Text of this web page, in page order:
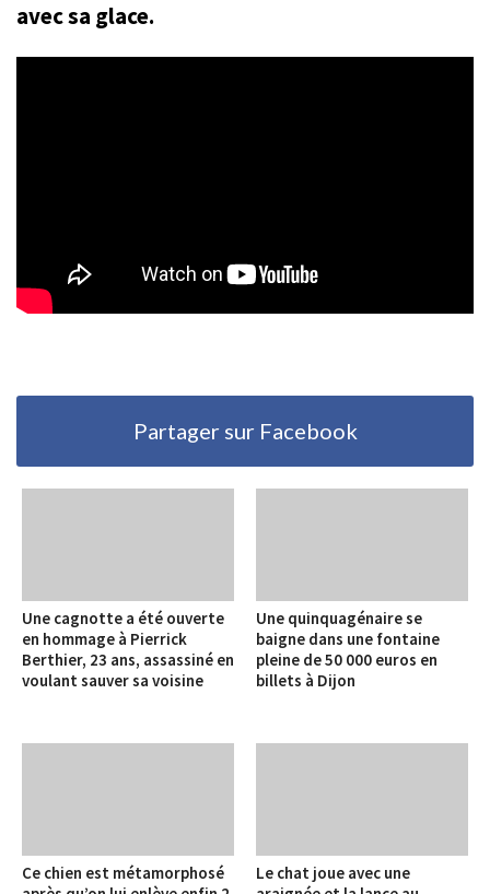
avec sa glace.
Partager sur Facebook
Une cagnotte a été ouverte
en hommage à Pierrick
Berthier, 23 ans, assassiné en
voulant sauver sa voisine
Une quinquagénaire se
baigne dans une fontaine
pleine de 50 000 euros en
billets à Dijon
Ce chien est métamorphosé
Le chat joue avec une